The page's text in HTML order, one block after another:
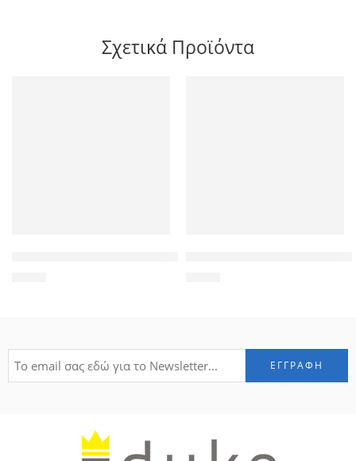
Σχετικά Προϊόντα